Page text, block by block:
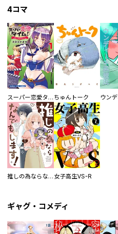
4コマ
スーパー恋愛タイム！～現場でドＳな彼女は自宅でデレる～ ちゅんトーク
推しの為ならなんでもします！ 女子高生VS-R
ギャグ・コメディ